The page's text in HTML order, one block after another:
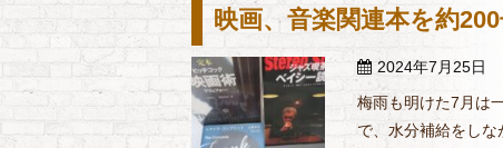
映画、音楽関連本を約
2024年7月25日
梅雨も明けた7月は
で、水分補給をし